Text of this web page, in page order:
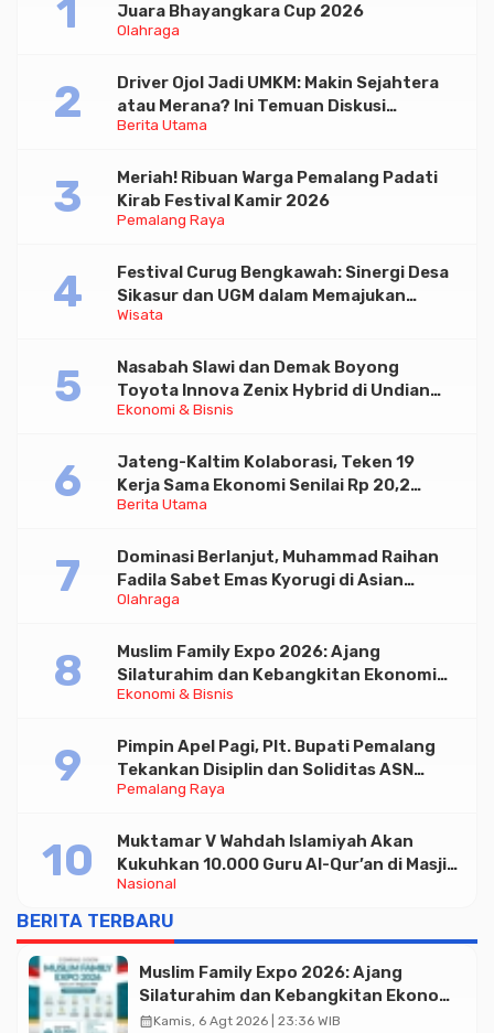
Olahraga
Juara Bhayangkara Cup 2026
Berita Utama
Driver Ojol Jadi UMKM: Makin Sejahtera
atau Merana? Ini Temuan Diskusi
Paramadina
Pemalang Raya
Meriah! Ribuan Warga Pemalang Padati
Kirab Festival Kamir 2026
Wisata
Festival Curug Bengkawah: Sinergi Desa
Sikasur dan UGM dalam Memajukan
Wisata serta UMKM Lokal
Ekonomi & Bisnis
Nasabah Slawi dan Demak Boyong
Toyota Innova Zenix Hybrid di Undian
Tabungan Bima Bank Jateng
Berita Utama
Jateng-Kaltim Kolaborasi, Teken 19
Kerja Sama Ekonomi Senilai Rp 20,2
Triliun
Olahraga
Dominasi Berlanjut, Muhammad Raihan
Fadila Sabet Emas Kyorugi di Asian
Taekwondo Indonesia Open 2026
Ekonomi & Bisnis
Muslim Family Expo 2026: Ajang
Silaturahim dan Kebangkitan Ekonomi
Halal di Jakarta
Pemalang Raya
Pimpin Apel Pagi, Plt. Bupati Pemalang
Tekankan Disiplin dan Soliditas ASN
untuk Pelayanan Publik
Nasional
Muktamar V Wahdah Islamiyah Akan
Kukuhkan 10.000 Guru Al-Qur’an di Masjid
Istiqlal
BERITA TERBARU
Muslim Family Expo 2026: Ajang
Silaturahim dan Kebangkitan Ekonomi
Halal di Jakarta
calendar_monthKamis, 6 Agt 2026 | 23:36 WIB